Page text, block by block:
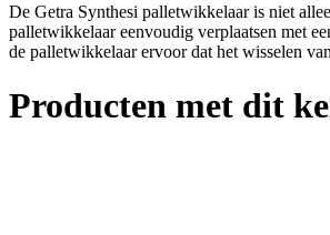
De Getra Synthesi palletwikkelaar is niet
palletwikkelaar eenvoudig verplaatsen met
de palletwikkelaar ervoor dat het wisselen
Producten met dit